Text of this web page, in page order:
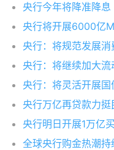
央行今年将降准降息
央行将开展6000亿
央行：将规范发展消
央行：将继续加大
央行：将灵活开展国
央行万亿再贷款力挺
央行明日开展1万亿
全球央行购金热潮持